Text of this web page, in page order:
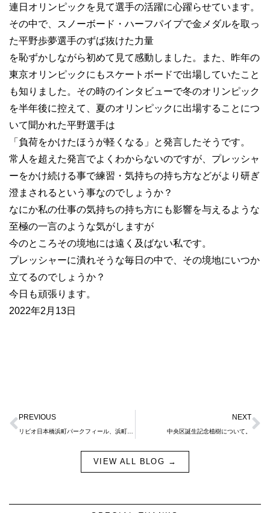
連日オリンピックを見て選手の活躍に心躍らせています。
その中で、スノーボード・ハーフパイプで金メダルを取っ
た平野歩夢選手のずば抜けた力量
を恥ずかしながら初めて見て感動しました。また、昨年の
東京オリンピックにもスケートボードで出場していたこと
も知りました。その時のインタビューで冬のオリンピック
を半年後に控えて、夏のオリンピックに出場することにつ
いて聞かれた平野選手は
「負荷をかけたほうが軽くなる」と発言したそうです。
常人を超えた発言でよくわからないのですが、プレッシャ
ーをかけ続ける事で練習・気持ちの持ち方などがより研ぎ
澄まされるという事なのでしょうか？
なにか私の仕事の気持ちの持ち方にも影響を与えるような
至極の一言のような気がしますが
今のところその境地には遠く及ばない私です。
プレッシャーに潰れそうな毎日の中で、その境地にいつか
立てるのでしょうか？
今日も頑張ります。
2022年2月13日
Prev
PREVIOUS
リビオ日本橋浜町パークフィール、浜町には江戸情緒が溢れています。
NEXT
中央区誕生記念植樹について。
VIEW ALL BLOG →